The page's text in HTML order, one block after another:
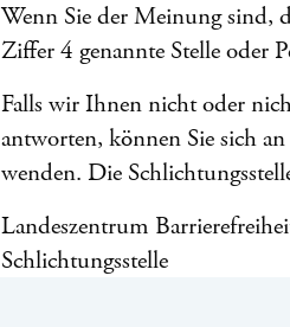
Wenn Sie der Meinung sind,
Ziffer 4 genannte Stelle oder
Falls wir Ihnen nicht oder
antworten, können Sie sich
wenden. Die
Landeszentrum
Schlichtungsstelle